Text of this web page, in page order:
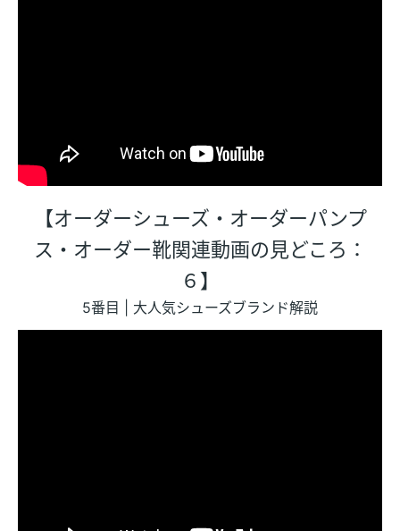
【オーダーシューズ・オーダーパンプ
ス・オーダー靴関連動画の見どころ：
６】
5番目 | 大人気シューズブランド解説